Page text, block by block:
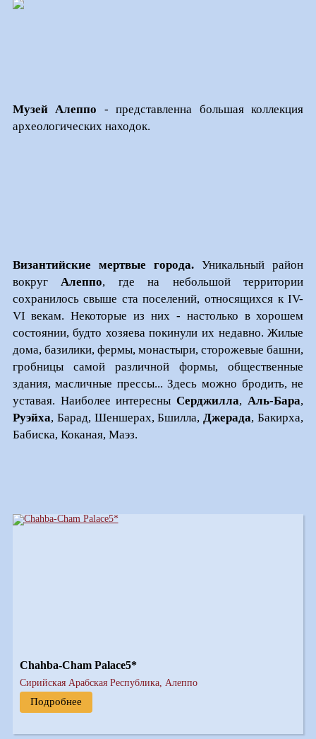
Музей Алеппо - представленна большая коллекция
археологических находок.
Византийские мертвые города. Уникальный район
вокругАлеппо, где на небольшой территории
сохранилось свыше ста поселений, относящихся к IV-
VI векам. Некоторые из них - настолько в хорошем
состоянии, будто хозяева покинули их недавно. Жилые
дома, базилики, фермы, монастыри, сторожевые башни,
гробницы самой различной формы, общественные
здания, масличные прессы... Здесь можно бродить, не
уставая. Наиболее интересныСерджилла,Аль-Бара,
Руэйха, Барад, Шеншерах, Бшилла,Джерада, Бакирха,
Бабиска, Коканая, Маэз.
Chahba-Cham Palace5*
Сирийская Арабская Республика, Алеппо
Подробнее